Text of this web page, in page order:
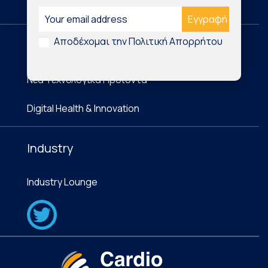
International
Νέα Τεχνολογικά Προϊόντα
Digital Health & Innovation
Industry
Industry Lounge
Αποδέχομαι την Πολιτική Απορρήτου